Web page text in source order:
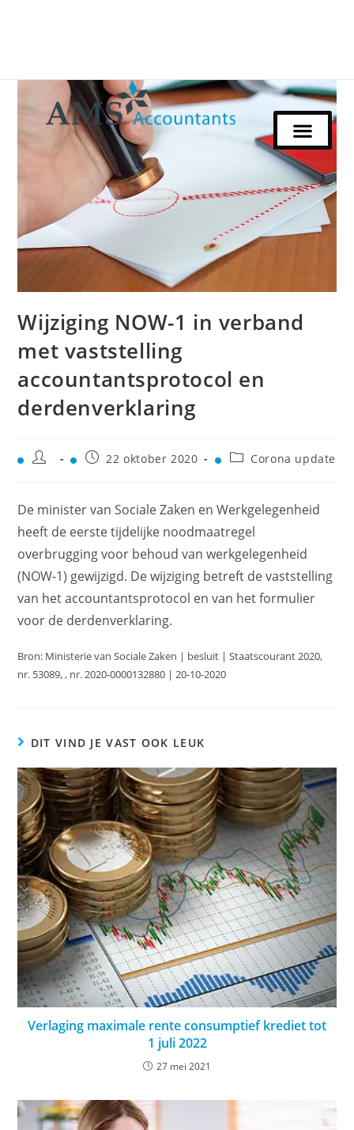
Wijziging NOW-1 in verband
met vaststelling
accountantsprotocol en
derdenverklaring
22 oktober 2020 Corona update
De minister van Sociale Zaken en Werkgelegenheid
heeft de eerste tijdelijke noodmaatregel
overbrugging voor behoud van werkgelegenheid
(NOW-1) gewijzigd. De wijziging betreft de vaststelling
van het accountantsprotocol en van het formulier
voor de derdenverklaring.
Bron: Ministerie van Sociale Zaken | besluit | Staatscourant 2020,
nr. 53089, , nr. 2020-0000132880 | 20-10-2020
DIT VIND JE VAST OOK LEUK
Verlaging maximale rente consumptief krediet tot
1 juli 2022
27 mei 2021